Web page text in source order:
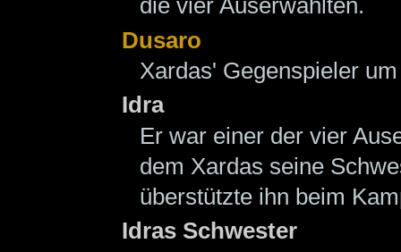
die vier Auserwählten.
Dusaro
Xardas' Gegenspieler
Idra
Er war einer der vier
dem Xardas seine
überstützte ihn beim
Idras Schwester